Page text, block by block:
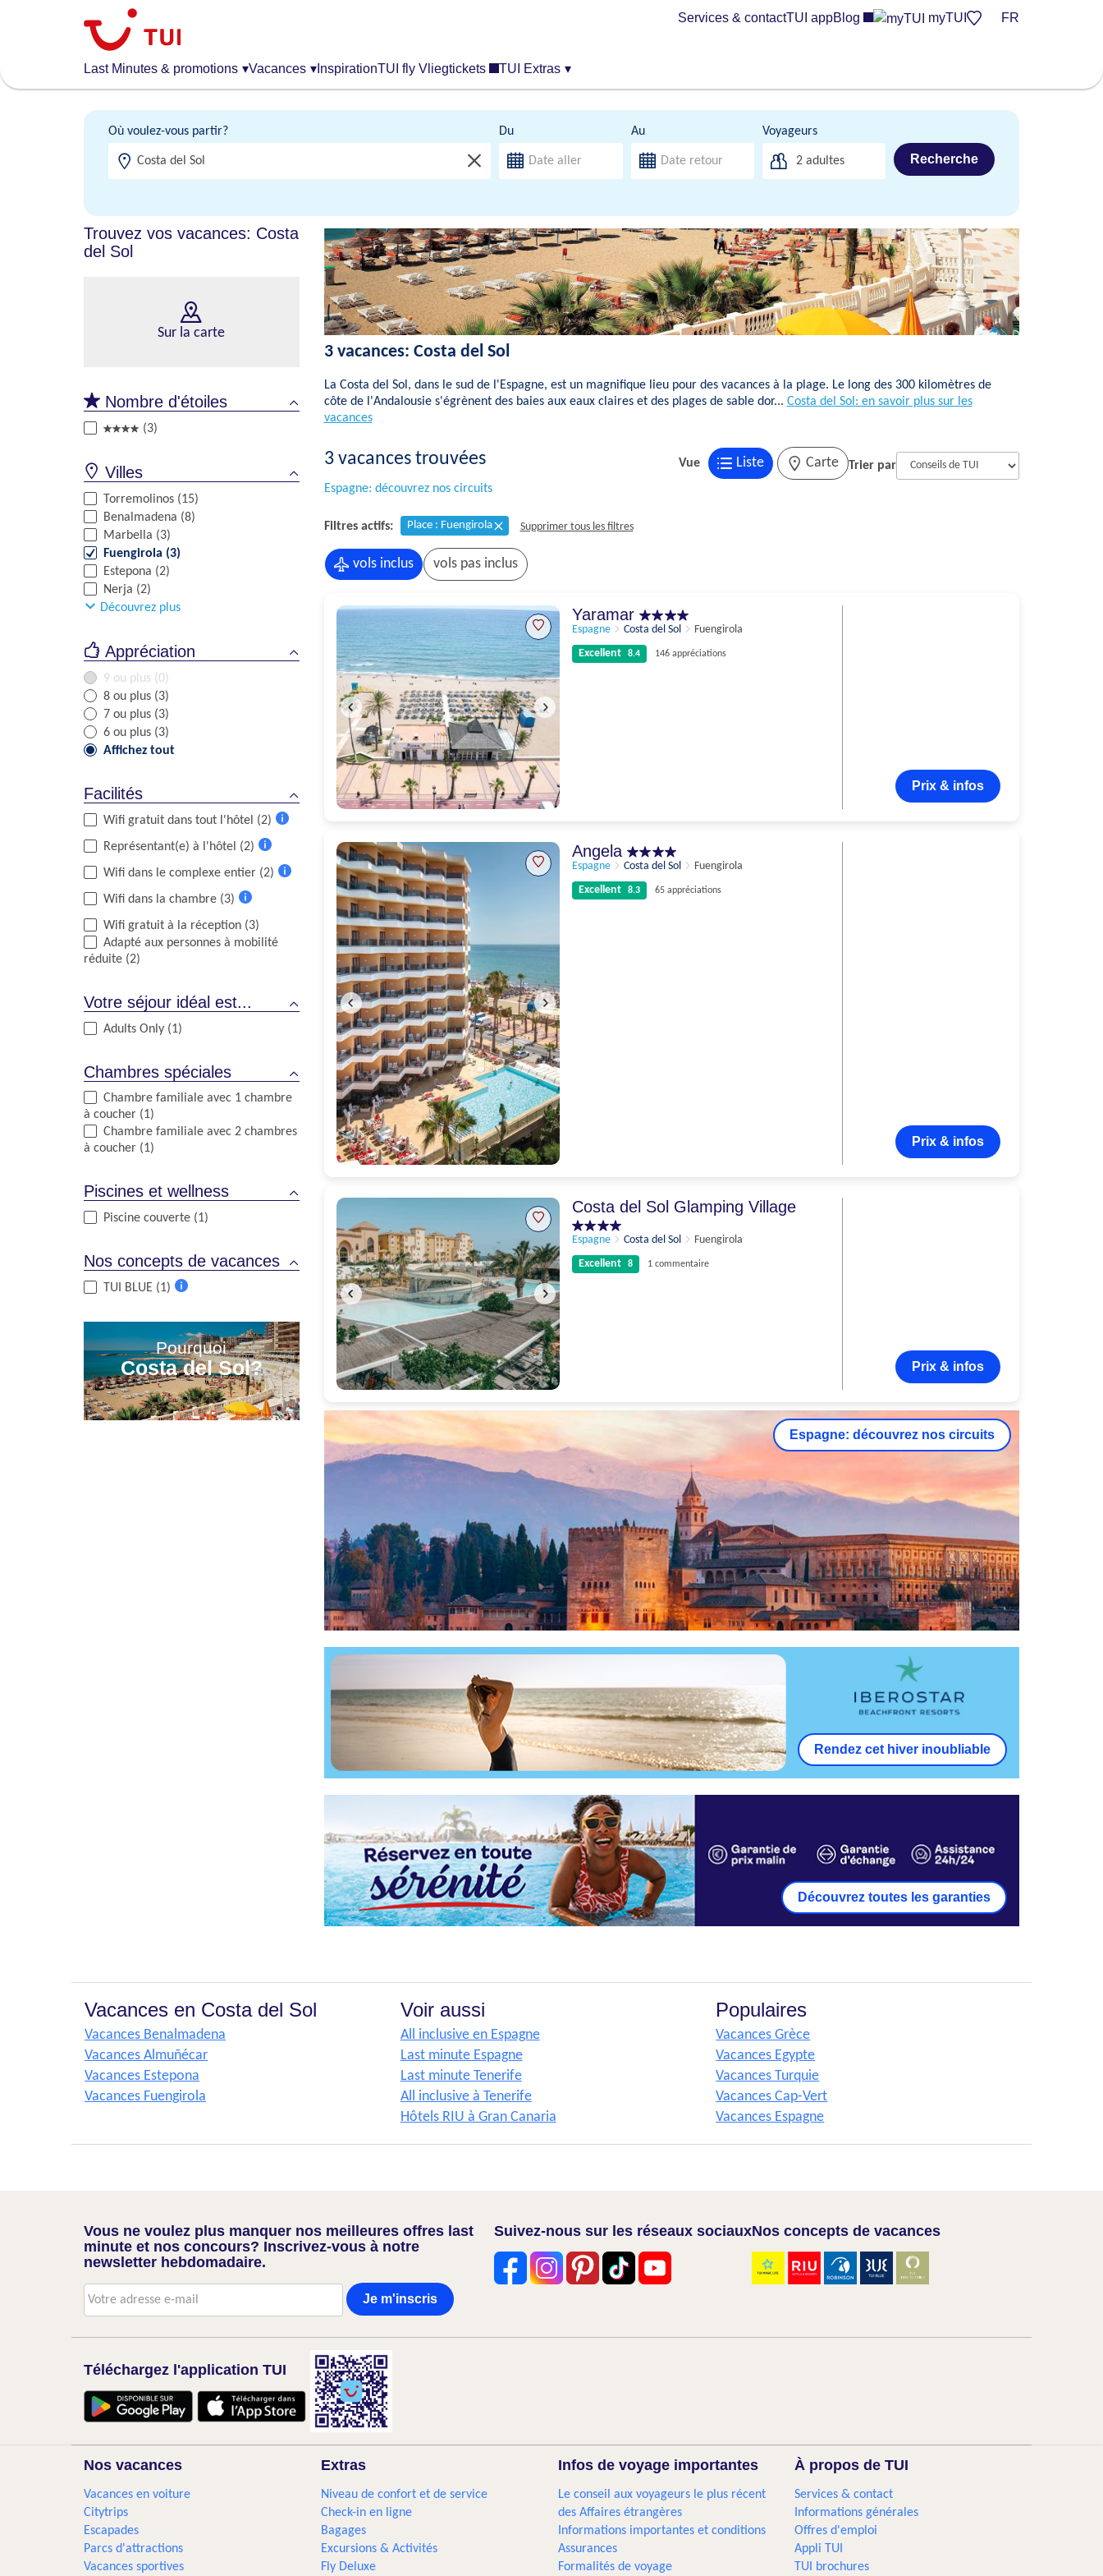
Last Minutes & promotions ▾Vacances ▾ InspirationTUI fly Vliegtickets TUI Extras ▾
Services & contactTUI appBlog myTUI FR
Où voulez-vous partir? Du Au Voyageurs
2 adultes Recherche
Trouvez vos vacances: Costa
del Sol
Sur la carte
Nombre d'étoiles
(3)
Villes
Torremolinos (15)
Benalmadena (8)
Marbella (3)
Fuengirola (3)
Estepona (2)
Nerja (2)
Découvrez plus
Appréciation
9 ou plus (0)
8 ou plus (3)
7 ou plus (3)
6 ou plus (3)
Affichez tout
Facilités
Wifi gratuit dans tout l'hôtel (2)
d'informations
Représentant(e) à l'hôtel (2)
d'informations
Wifi dans le complexe entier (2)
d'informations
Wifi dans la chambre (3)
d'informations
Wifi gratuit à la réception (3)
Adapté aux personnes à mobilité
réduite (2)
Votre séjour idéal est...
Adults Only (1)
Chambres spéciales
Chambre familiale avec 1 chambre
à coucher (1)
Chambre familiale avec 2 chambres
à coucher (1)
Piscines et wellness
Piscine couverte (1)
Nos concepts de vacances
TUI BLUE (1)
Pourquoi
Costa del Sol?
3 vacances: Costa del Sol
La Costa del Sol, dans le sud de l'Espagne, est un magnifique lieu pour des vacances à la plage. Le long des 300 kilomètres de
côte de l'Andalousie s'égrènent des baies aux eaux claires et des plages de sable dor... Costa del Sol: en savoir plus sur les
vacances
3vacances trouvées Vue Liste Carte
Trier par
Espagne: découvrez nos circuits
Filtres actifs: Place : Fuengirola Supprimer tous les filtres
vols inclus vols pas inclus
Yaramar
Espagne Costa del Sol
Fuengirola
Excellent
8.4 146 appréciations
Prix & infos
Angela
Espagne Costa del Sol
Fuengirola
Excellent
8.3 65 appréciations
Prix & infos
1 commentaire
8
Costa del Sol Glamping Village
Espagne Costa del Sol
Fuengirola
Excellent
8 1 commentaire
Prix & infos
Espagne: découvrez nos circuits
Rendez cet hiver inoubliable
Découvrez toutes les garanties
Vacances en Costa del Sol
Vacances Benalmadena
Vacances Almuñécar
Vacances Estepona
Vacances Fuengirola
Voir aussi
All inclusive en Espagne
Last minute Espagne
Last minute Tenerife
All inclusive à Tenerife
Hôtels RIU à Gran Canaria
Populaires
Vacances Grèce
Vacances Egypte
Vacances Turquie
Vacances Cap-Vert
Vacances Espagne
Vous ne voulez plus manquer nos meilleures offres last
minute et nos concours? Inscrivez-vous à notre
newsletter hebdomadaire.
Je m'inscris
Suivez-nous sur les réseaux sociauxNos concepts de vacances
Téléchargez l'application TUI
Nos vacances
Vacances en voiture
Citytrips
Escapades
Parcs d'attractions
Vacances sportives
Extras
Niveau de confort et de service
Check-in en ligne
Bagages
Excursions & Activités
Fly Deluxe
Infos de voyage importantes
Le conseil aux voyageurs le plus récent
des Affaires étrangères
Informations importantes et conditions
Assurances
Formalités de voyage
À propos de TUI
Services & contact
Informations générales
Offres d'emploi
Appli TUI
TUI brochures